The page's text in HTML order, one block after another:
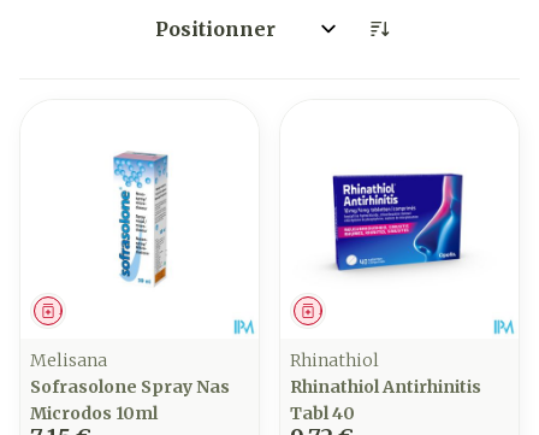
Trier par:
Médicament
Melisana
Sofrasolone Spray Nas
Microdos 10ml
Médicament
Rhinathiol
Rhinathiol Antirhinitis
Tabl 40